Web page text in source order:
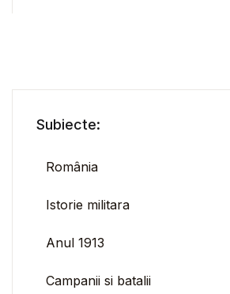
Subiecte:
România
Istorie militara
Anul 1913
Campanii si batalii